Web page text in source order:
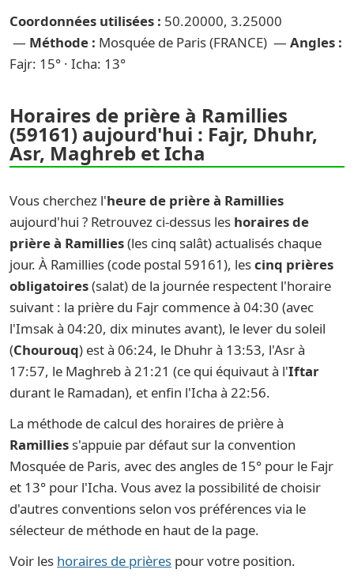
Coordonnées utilisées : 50.20000, 3.25000
— Méthode : Mosquée de Paris (FRANCE) — Angles :
Fajr: 15° · Icha: 13°
Horaires de prière à Ramillies
(59161) aujourd'hui : Fajr, Dhuhr,
Asr, Maghreb et Icha
Vous cherchez l'heure de prière à Ramillies
aujourd'hui ? Retrouvez ci-dessus les horaires de
prière à Ramillies(les cinq salât) actualisés chaque
jour. À Ramillies (code postal 59161), lescinq prières
obligatoires(salat) de la journée respectent l'horaire
suivant : la prière du Fajr commence à 04:30 (avec
l'Imsak à 04:20, dix minutes avant), le lever du soleil
(Chourouq) est à 06:24, le Dhuhr à 13:53, l'Asr à
17:57, le Maghreb à 21:21 (ce qui équivaut à l'Iftar
durant le Ramadan), et enfin l'Icha à 22:56.
La méthode de calcul des horaires de prière à
Ramillies s'appuie par défaut sur la convention
Mosquée de Paris, avec des angles de 15° pour le Fajr
et 13° pour l'Icha. Vous avez la possibilité de choisir
d'autres conventions selon vos préférences via le
sélecteur de méthode en haut de la page.
Voir les horaires de prières pour votre position.